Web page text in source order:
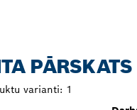
PĀRSKATS
varianti: 1